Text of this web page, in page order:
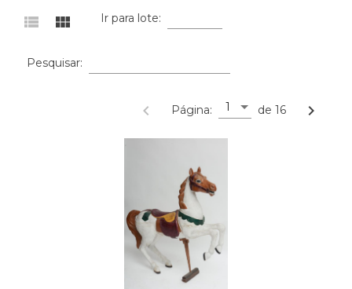
view_list view_module Ir para lote:
Pesquisar:
navigate_before Página: 1 de 16 navigate_next